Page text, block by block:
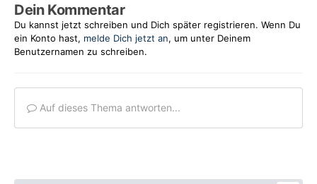
Dein Kommentar
Du kannst jetzt schreiben und Dich später registrieren. Wenn Du
ein Konto hast, melde Dich jetzt an, um unter Deinem
Benutzernamen zu schreiben.
Auf dieses Thema antworten...